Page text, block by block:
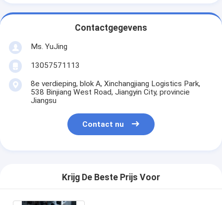
Contactgegevens
Ms. YuJing
13057571113
8e verdieping, blok A, Xinchangjiang Logistics Park,
538 Binjiang West Road, Jiangyin City, provincie
Jiangsu
Contact nu
Krijg De Beste Prijs Voor